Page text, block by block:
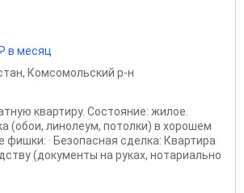
в месяц
, Комсомольский р-н
квартиру. Состояние: жилое.
(обои, линолеум, потолки) в хорошем
фишки: · Безопасная сделка: Квартира
(документы на руках, нотариально